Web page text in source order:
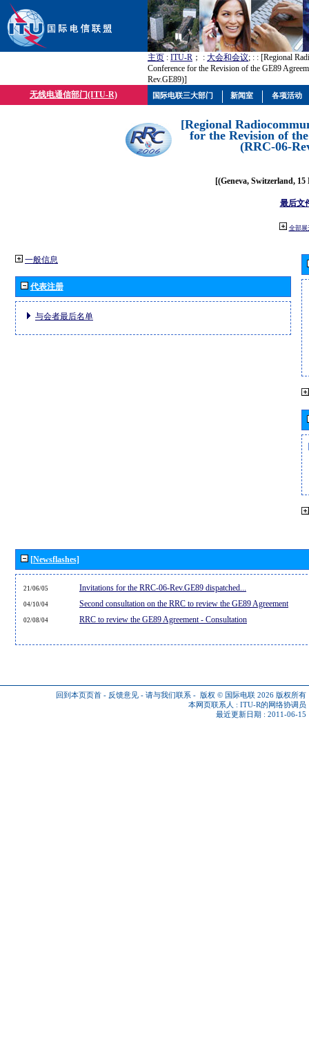
主页 : ITU-R ； : 大会和会议; : : [Regional
Conference for the Revision of the GE89
Rev.GE89)]
无线电通信部门(ITU-R)
[Regional
for the Revision of
(RRC-06-
[(Geneva, Switzerland, 15
最后文
全部展
一般信息
代表注册
与会者最后名单
[Newsflashes]
21/06/05 Invitations for the RRC-06-Rev.GE89 dispatched...
04/10/04 Second consultation on the RRC to review the GE89 Agreement
02/08/04 RRC to review the GE89 Agreement - Consultation
回到本页页首 - 反馈意见 - 请与我们联系 - 版权 © 国际电联 2026 版权所有
本网页联系人 : ITU-R的网络协调员
最近更新日期 : 2011-06-15
国际电联三大部门 新闻室 各项活动